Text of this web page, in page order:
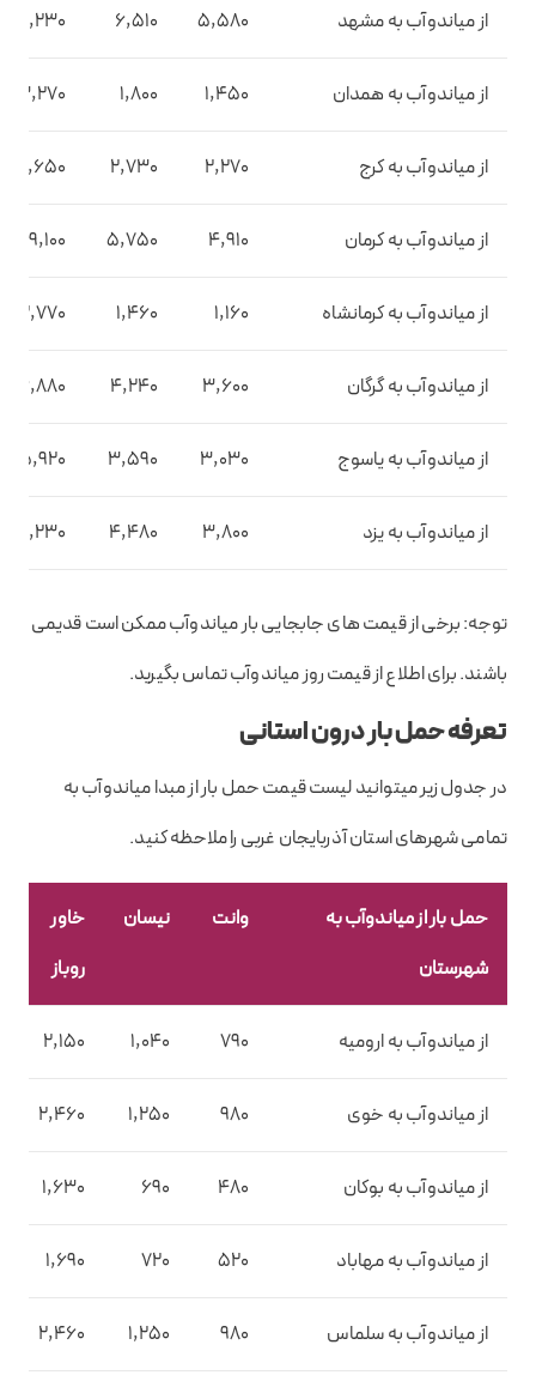
از میاندوآب به مشهد 5,580
6,510
10,230
از میاندوآب به همدان 1,450
1,800
3,270
از میاندوآب به کرج 2,270
2,730
4,650
از میاندوآب به کرمان 4,910
5,750
9,100
از میاندوآب به کرمانشاه 1,160
1,460
2,770
از میاندوآب به گرگان 3,600
4,240
6,880
از میاندوآب به یاسوج 3,030
3,590
5,920
از میاندوآب به یزد 3,800
4,480
7,230
توجه: برخی از قیمت های جابجایی بار میاندوآب ممکن است قدیمی
باشند. برای اطلاع از قیمت روز میاندوآب تماس بگیرید.
تعرفه حمل بار درون استانی
در جدول زیر میتوانید لیست قیمت حمل بار از مبدا میاندوآب به
تمامی شهرهای استان آذربایجان غربی را ملاحظه کنید.
حمل بار از میاندوآب به
شهرستان
وانت نیسان
خاور
روباز
از میاندوآب به ارومیه 790
1,040
2,150
از میاندوآب به خوی 980
1,250
2,460
از میاندوآب به بوکان 480
690
1,630
از میاندوآب به مهاباد 520
720
1,690
از میاندوآب به سلماس 980
1,250
2,460